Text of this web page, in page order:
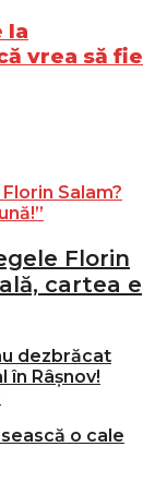
la
vrea să fie
Florin
cartea e
dezbrăcat
în Râșnov!
o cale